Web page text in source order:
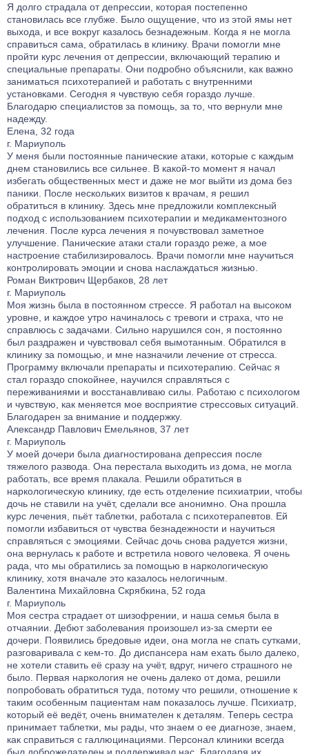
Я долго страдала от депрессии, которая постепенно
становилась все глубже. Было ощущение, что из этой ямы нет
выхода, и все вокруг казалось безнадежным. Когда я не могла
справиться сама, обратилась в клинику. Врачи помогли мне
пройти курс лечения от депрессии, включающий терапию и
специальные препараты. Они подробно объяснили, как важно
заниматься психотерапией и работать с внутренними
установками. Сегодня я чувствую себя гораздо лучше.
Благодарю специалистов за помощь, за то, что вернули мне
надежду.
Елена, 32 года
г. Мариуполь
У меня были постоянные панические атаки, которые с каждым
днем становились все сильнее. В какой-то момент я начал
избегать общественных мест и даже не мог выйти из дома без
паники. После нескольких визитов к врачам, я решил
обратиться в клинику. Здесь мне предложили комплексный
подход с использованием психотерапии и медикаментозного
лечения. После курса лечения я почувствовал заметное
улучшение. Панические атаки стали гораздо реже, а мое
настроение стабилизировалось. Врачи помогли мне научиться
контролировать эмоции и снова наслаждаться жизнью.
Роман Виктрович Щербаков, 28 лет
г. Мариуполь
Моя жизнь была в постоянном стрессе. Я работал на высоком
уровне, и каждое утро начиналось с тревоги и страха, что не
справлюсь с задачами. Сильно нарушился сон, я постоянно
был раздражен и чувствовал себя вымотанным. Обратился в
клинику за помощью, и мне назначили лечение от стресса.
Программу включали препараты и психотерапию. Сейчас я
стал гораздо спокойнее, научился справляться с
переживаниями и восстанавливаю силы. Работаю с психологом
и чувствую, как меняется мое восприятие стрессовых ситуаций.
Благодарен за внимание и поддержку.
Александр Павлович Емельянов, 37 лет
г. Мариуполь
У моей дочери была диагностирована депрессия после
тяжелого развода. Она перестала выходить из дома, не могла
работать, все время плакала. Решили обратиться в
наркологическую клинику, где есть отделение психиатрии, чтобы
дочь не ставили на учёт, сделали все анонимно. Она прошла
курс лечения, пьёт таблетки, работала с психотерапевтов. Ей
помогли избавиться от чувства безнадежности и научиться
справляться с эмоциями. Сейчас дочь снова радуется жизни,
она вернулась к работе и встретила нового человека. Я очень
рада, что мы обратились за помощью в наркологическую
клинику, хотя вначале это казалось нелогичным.
Валентина Михайловна Скрябкина, 52 года
г. Мариуполь
Моя сестра страдает от шизофрении, и наша семья была в
отчаянии. Дебют заболевания произошел из-за смерти ее
дочери. Появились бредовые идеи, она могла не спать сутками,
разговаривала с кем-то. До диспансера нам ехать было далеко,
не хотели ставить её сразу на учёт, вдруг, ничего страшного не
было. Первая наркология не очень далеко от дома, решили
попробовать обратиться туда, потому что решили, отношение к
таким особенным пациентам нам показалось лучше. Психиатр,
который её ведёт, очень внимателен к деталям. Теперь сестра
принимает таблетки, мы рады, что знаем о ее диагнозе, знаем,
как справиться с галлюцинациями. Персонал клиники всегда